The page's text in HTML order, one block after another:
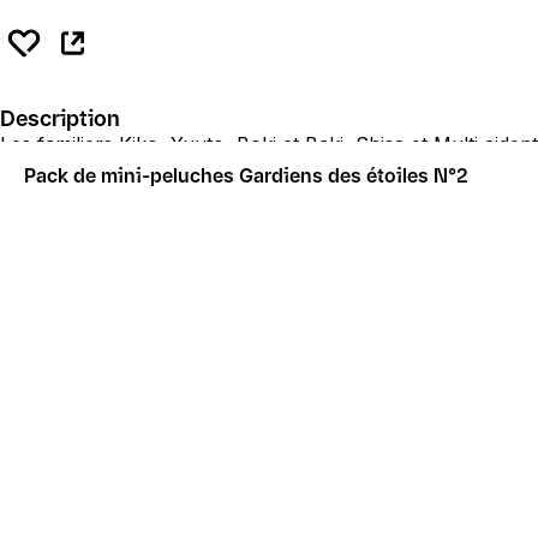
Pack de mini-peluches Gardiens des étoiles N°2
Description
Les familiers Kiko, Yuuto, Boki et Baki, Shisa et Multi
Dimensions approximatives :